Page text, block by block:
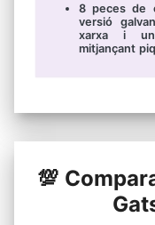
8 peces de
versió
xarxa i un
mitjançant
💯